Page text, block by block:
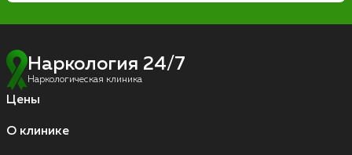
Наркология 24/7
Наркологическая клиника
Цены
О клинике